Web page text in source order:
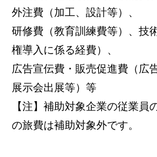
外注費（加工、設計等）、
研修費（教育訓練費等）、技
権導入に係る経費）、
広告宣伝費・販売促進費（広
展示会出展等）等
【注】補助対象企業の従業員
の旅費は補助対象外です。